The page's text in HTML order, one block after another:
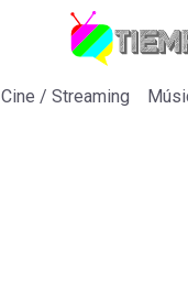
Cine / Streaming